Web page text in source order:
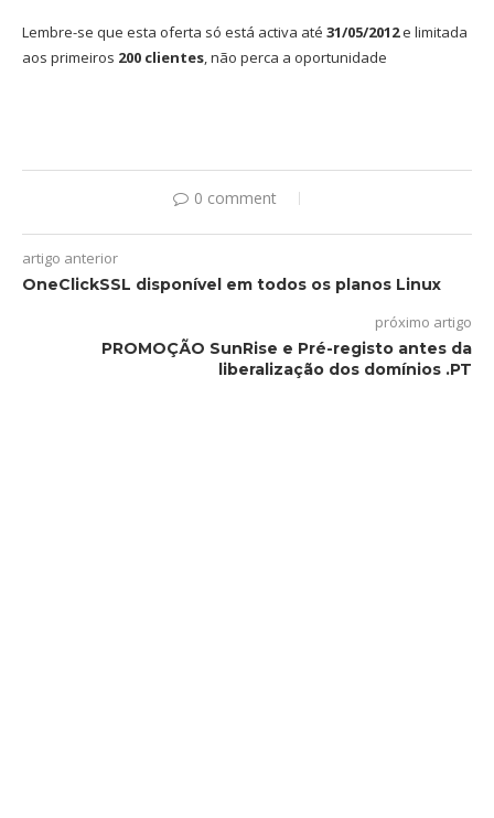
Lembre-se que esta oferta só está activa até 31/05/2012e limitada
aos primeiros 200 clientes, não perca a oportunidade
0 comment
artigo anterior
OneClickSSL disponível em todos os planos Linux
próximo artigo
PROMOÇÃO SunRise e Pré-registo antes da
liberalização dos domínios .PT